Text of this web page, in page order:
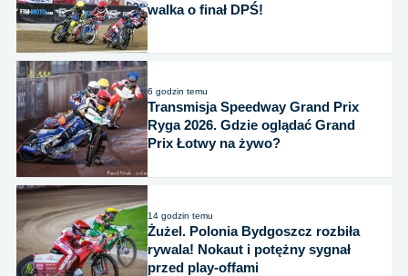
walka o finał DPŚ!
6 godzin temu
Transmisja Speedway Grand Prix
Ryga 2026. Gdzie oglądać Grand
Prix Łotwy na żywo?
14 godzin temu
Żużel. Polonia Bydgoszcz rozbiła
rywala! Nokaut i potężny sygnał
przed play-offami